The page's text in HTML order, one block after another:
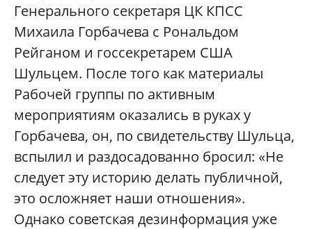
Генерального секретаря ЦК КПСС
Михаила Горбачева с Рональдом
Рейганом и госсекретарем США
Шульцем. После того как материалы
Рабочей группы по активным
мероприятиям оказались в руках у
Горбачева, он, по свидетельству Шульца,
вспылил и раздосадованно бросил: «Не
следует эту историю делать публичной,
это осложняет наши отношения».
Однако советская дезинформация уже